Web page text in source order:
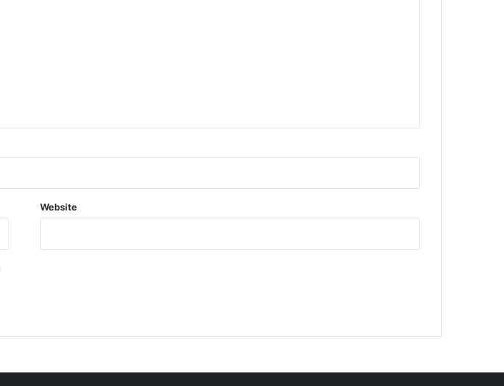
Website